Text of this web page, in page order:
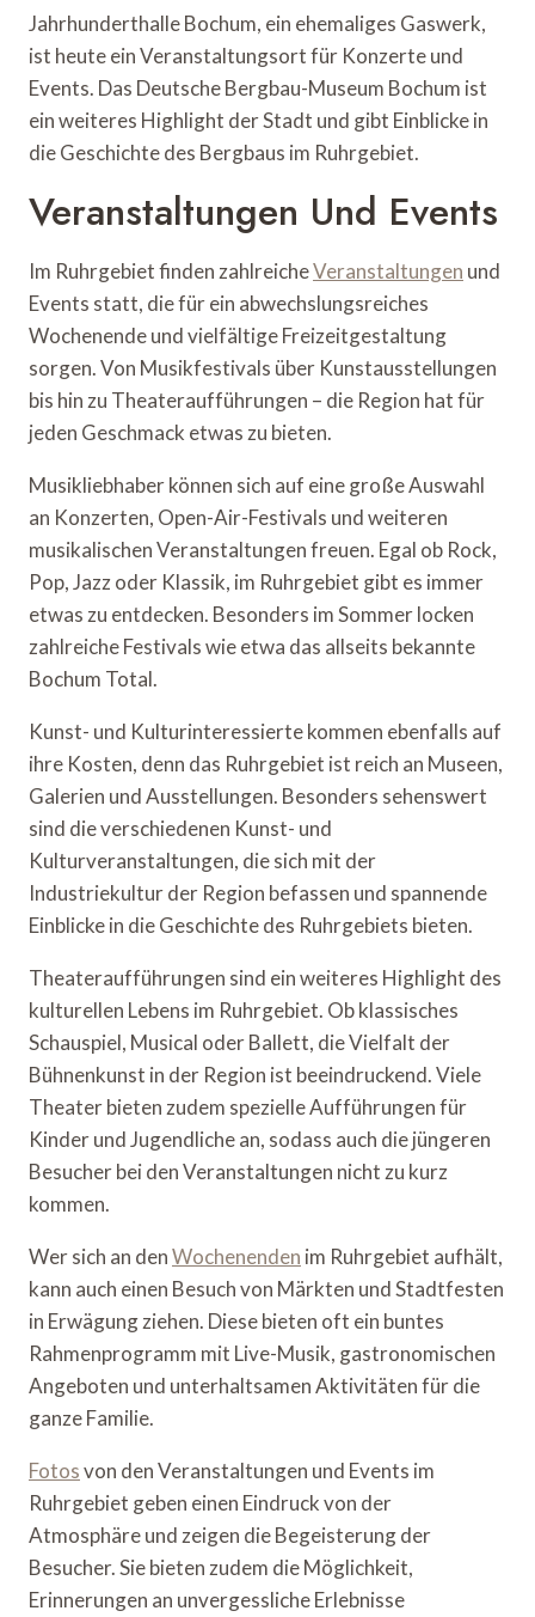
Jahrhunderthalle Bochum, ein ehemaliges Gaswerk,
ist heute ein Veranstaltungsort für Konzerte und
Events. Das Deutsche Bergbau-Museum Bochum ist
ein weiteres Highlight der Stadt und gibt Einblicke in
die Geschichte des Bergbaus im Ruhrgebiet.
Veranstaltungen Und Events
Im Ruhrgebiet finden zahlreicheVeranstaltungen und
Events statt, die für ein abwechslungsreiches
Wochenende und vielfältige Freizeitgestaltung
sorgen. Von Musikfestivals über Kunstausstellungen
bis hin zu Theateraufführungen – die Region hat für
jeden Geschmack etwas zu bieten.
Musikliebhaber können sich auf eine große Auswahl
an Konzerten, Open-Air-Festivals und weiteren
musikalischen Veranstaltungen freuen. Egal ob Rock,
Pop, Jazz oder Klassik, im Ruhrgebiet gibt es immer
etwas zu entdecken. Besonders im Sommer locken
zahlreiche Festivals wie etwa das allseits bekannte
Bochum Total.
Kunst- und Kulturinteressierte kommen ebenfalls auf
ihre Kosten, denn das Ruhrgebiet ist reich an Museen,
Galerien und Ausstellungen. Besonders sehenswert
sind die verschiedenen Kunst- und
Kulturveranstaltungen, die sich mit der
Industriekultur der Region befassen und spannende
Einblicke in die Geschichte des Ruhrgebiets bieten.
Theateraufführungen sind ein weiteres Highlight des
kulturellen Lebens im Ruhrgebiet. Ob klassisches
Schauspiel, Musical oder Ballett, die Vielfalt der
Bühnenkunst in der Region ist beeindruckend. Viele
Theater bieten zudem spezielle Aufführungen für
Kinder und Jugendliche an, sodass auch die jüngeren
Besucher bei den Veranstaltungen nicht zu kurz
kommen.
Wer sich an denWochenenden im Ruhrgebiet aufhält,
kann auch einen Besuch von Märkten und Stadtfesten
in Erwägung ziehen. Diese bieten oft ein buntes
Rahmenprogramm mit Live-Musik, gastronomischen
Angeboten und unterhaltsamen Aktivitäten für die
ganze Familie.
Fotosvon den Veranstaltungen und Events im
Ruhrgebiet geben einen Eindruck von der
Atmosphäre und zeigen die Begeisterung der
Besucher. Sie bieten zudem die Möglichkeit,
Erinnerungen an unvergessliche Erlebnisse